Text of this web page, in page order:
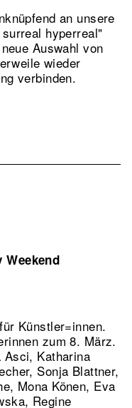
an unsere
hyperreal"
Auswahl von
wieder
verbinden.
Künstler=innen.
zum 8. März.
Asci, Katharina
Sonja Blattner,
Mona Könen, Eva
Regine